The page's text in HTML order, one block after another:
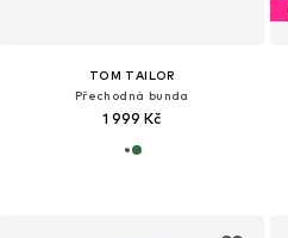
TOM TAILOR
Přechodná bunda
1 999 Kč